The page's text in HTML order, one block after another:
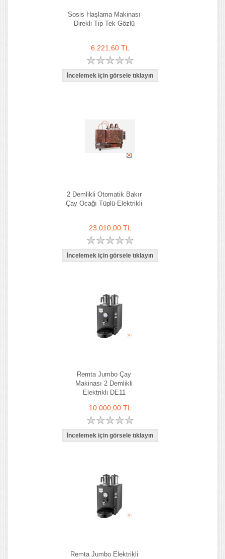
Sosis Haşlama Makinası
Direkli Tip Tek Gözlü
6.221,60 TL
2 Demlikli Otomatik Bakır
Çay Ocağı Tüplü-Elektrikli
23.010,00 TL
Remta Jumbo Çay
Makinası 2 Demlikli
Elektrikli DE11
10.000,00 TL
Remta Jumbo Elektrikli